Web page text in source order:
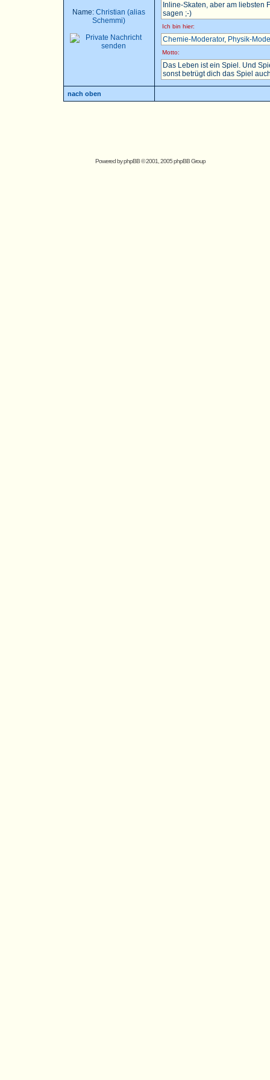
Name: Christian (alias
Schemmi)
Inline-Skaten, aber am liebsten
sagen ;-)
Ich bin hier:
Chemie-Moderator, Physik-
Motto:
Das Leben ist ein Spiel. Und
sonst betrügt dich das Spiel
nach oben
Powered byphpBB© 2001, 2005 phpBB Group